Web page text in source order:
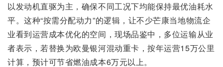
以发动机直驱为主，确保不同工况下均能保持最优油耗水
平。这种“按需分配动力”的逻辑，让不少芒康当地物流企
业看到运营成本优化的空间，现场品鉴中，多位运输从业
者表示，若替换为欧曼银河混动重卡，按年运营15万公里
计算，预计可节省燃油成本6万元以上。